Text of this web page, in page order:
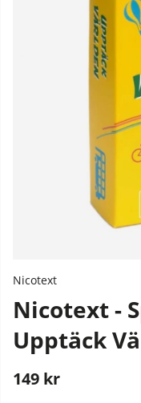
Nicotext
Nicotext -
Upptäck
149 kr